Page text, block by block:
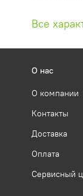
Все
О нас
О компании
Контакты
Доставка
Оплата
Сервисный